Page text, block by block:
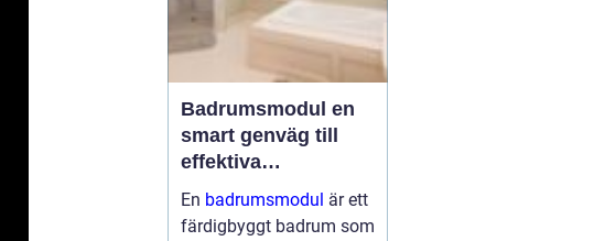
Badrumsmodul en
smart genväg till
effektiva
byggprojekt
En badrumsmodul är ett
färdigbyggt badrum som